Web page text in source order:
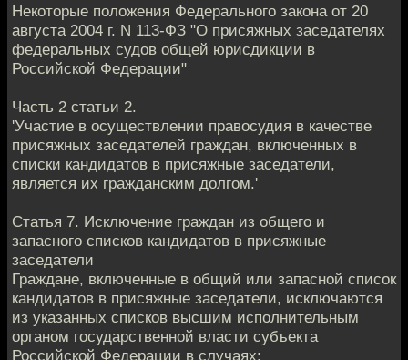
Некоторые положения Федерального закона от 20
августа 2004 г. N 113-ФЗ "О присяжных заседателях
федеральных судов общей юрисдикции в
Российской Федерации"
Часть 2 статьи 2.
'Участие в осуществлении правосудия в качестве
присяжных заседателей граждан, включенных в
списки кандидатов в присяжные заседатели,
является их гражданским долгом.'
Статья 7. Исключение граждан из общего и
запасного списков кандидатов в присяжные
заседатели
Граждане, включенные в общий или запасной список
кандидатов в присяжные заседатели, исключаются
из указанных списков высшим исполнительным
органом государственной власти субъекта
Российской Федерации в случаях: